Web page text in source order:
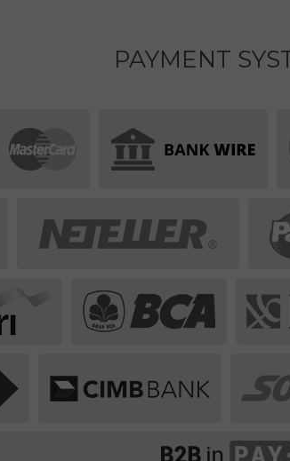
PAYMENT